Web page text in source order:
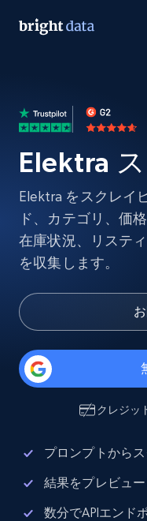
Elektra
Elektra をスクレイ
ド、カテゴリ、価
在庫状況、リステ
を収集します。
クレジッ
プロンプトから
結果をプレビュ
数分でAPIエンド